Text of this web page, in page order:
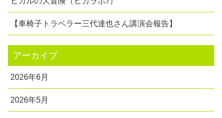
【車椅子トラベラー三代達也さん講演会報告】
アーカイブ
2026年6月
2026年5月